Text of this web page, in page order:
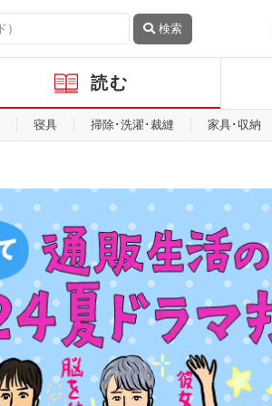
検索
読む
寝具 掃除･洗濯･裁縫 家具･収納